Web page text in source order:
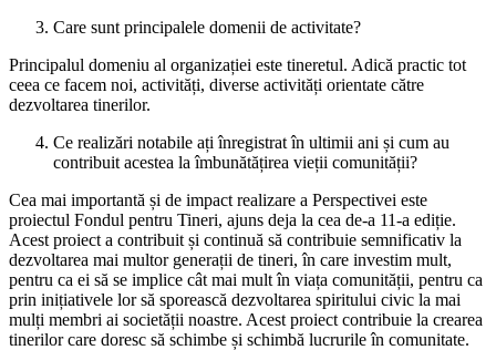
Care sunt principalele domenii de activitate?
Principalul domeniu al organizației este tineretul. Adică practic tot
ceea ce facem noi, activități, diverse activități orientate către
dezvoltarea tinerilor.
Ce realizări notabile ați înregistrat în ultimii ani și cum au
contribuit acestea la îmbunătățirea vieții comunității?
Cea mai importantă și de impact realizare a Perspectivei este
proiectul Fondul pentru Tineri, ajuns deja la cea de-a 11-a ediție.
Acest proiect a contribuit și continuă să contribuie semnificativ la
dezvoltarea mai multor generații de tineri, în care investim mult,
pentru ca ei să se implice cât mai mult în viața comunității, pentru ca
prin inițiativele lor să sporească dezvoltarea spiritului civic la mai
mulți membri ai societății noastre. Acest proiect contribuie la crearea
tinerilor care doresc să schimbe și schimbă lucrurile în comunitate.